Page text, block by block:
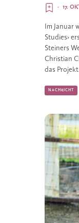
17.
·
Im Januar
Studies›
Steiners
Christian
das
NACHRICHT